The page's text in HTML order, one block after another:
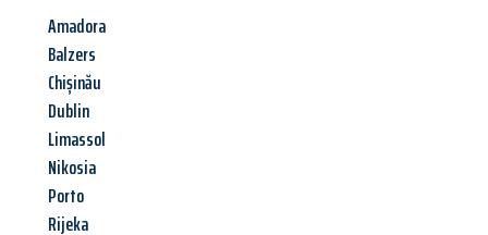
Amadora
Balzers
Chișinău
Dublin
Limassol
Nikosia
Porto
Rijeka